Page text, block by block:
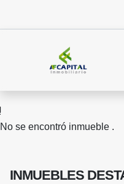
No se encontró inmueble .
INMUEBLES